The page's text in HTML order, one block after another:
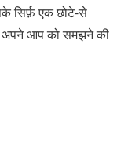
सिर्फ़ एक छोटे-से
अपने आप को समझने की